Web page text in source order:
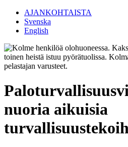
AJANKOHTAISTA
Svenska
English
nuoria aikuisia